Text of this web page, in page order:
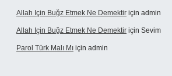
Allah Için Buğz Etmek Ne Demektir için admin
Allah Için Buğz Etmek Ne Demektir için Sevim
Parol Türk Malı Mı için admin